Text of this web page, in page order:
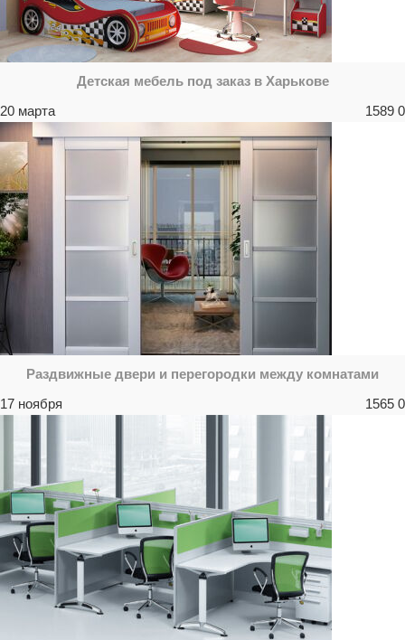
Детская мебель под заказ в Харькове
20 марта
1589 0
Раздвижные двери и перегородки между комнатами
17 ноября
1565 0